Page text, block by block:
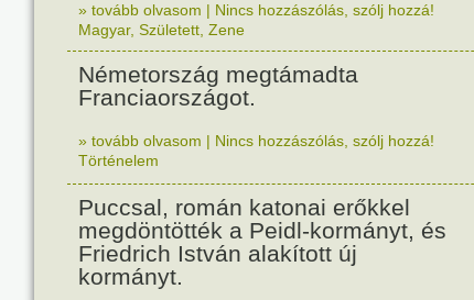
» tovább olvasom | Nincs hozzászólás, szólj hozzá!
Magyar, Született Zene
Németország megtámadta
Franciaországot.
» tovább olvasom | Nincs hozzászólás, szólj hozzá!
Történelem
Puccsal, román katonai erőkkel
megdöntötték a Peidl-kormányt, és
Friedrich István alakított új
kormányt.